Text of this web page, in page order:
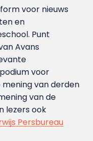
voor nieuws
en
Punt
Avans
voor
van derden
van de
lezers ook
Persbureau